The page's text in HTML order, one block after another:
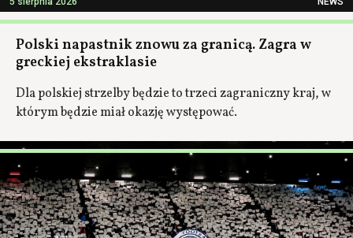
Polski napastnik znowu za granicą. Zagra w
greckiej ekstraklasie
Dla polskiej strzelby będzie to trzeci zagraniczny kraj, w
którym będzie miał okazję występować.